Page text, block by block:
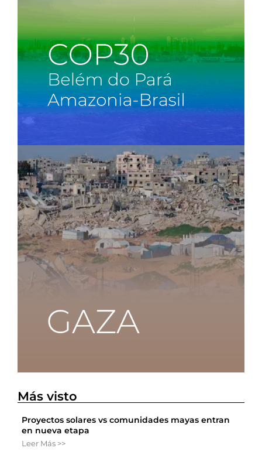
Más visto
Proyectos solares vs comunidades mayas entran
en nueva etapa
Leer Más >>